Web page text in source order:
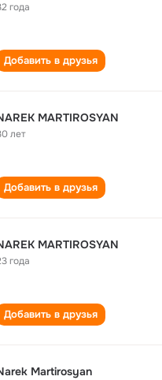
года
Добавить в друзья
MARTIROSYAN
лет
Добавить в друзья
MARTIROSYAN
года
Добавить в друзья
Martirosyan